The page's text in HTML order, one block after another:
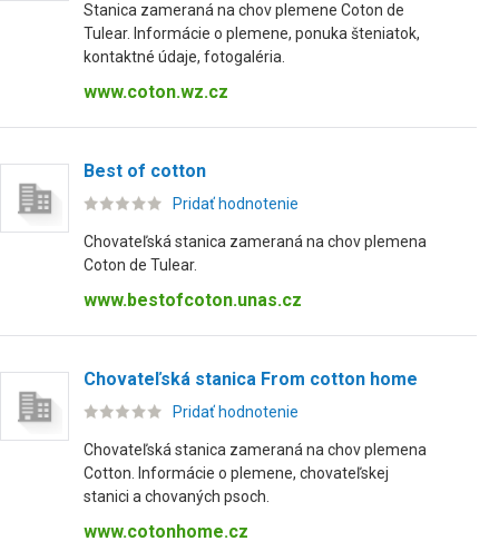
Stanica zameraná na chov plemene Coton de
Tulear. Informácie o plemene, ponuka šteniatok,
kontaktné údaje, fotogaléria.
www.coton.wz.cz
Best of cotton
Pridať hodnotenie
Chovateľská stanica zameraná na chov plemena
Coton de Tulear.
www.bestofcoton.unas.cz
Chovateľská stanica From cotton home
Pridať hodnotenie
Chovateľská stanica zameraná na chov plemena
Cotton. Informácie o plemene, chovateľskej
stanici a chovaných psoch.
www.cotonhome.cz